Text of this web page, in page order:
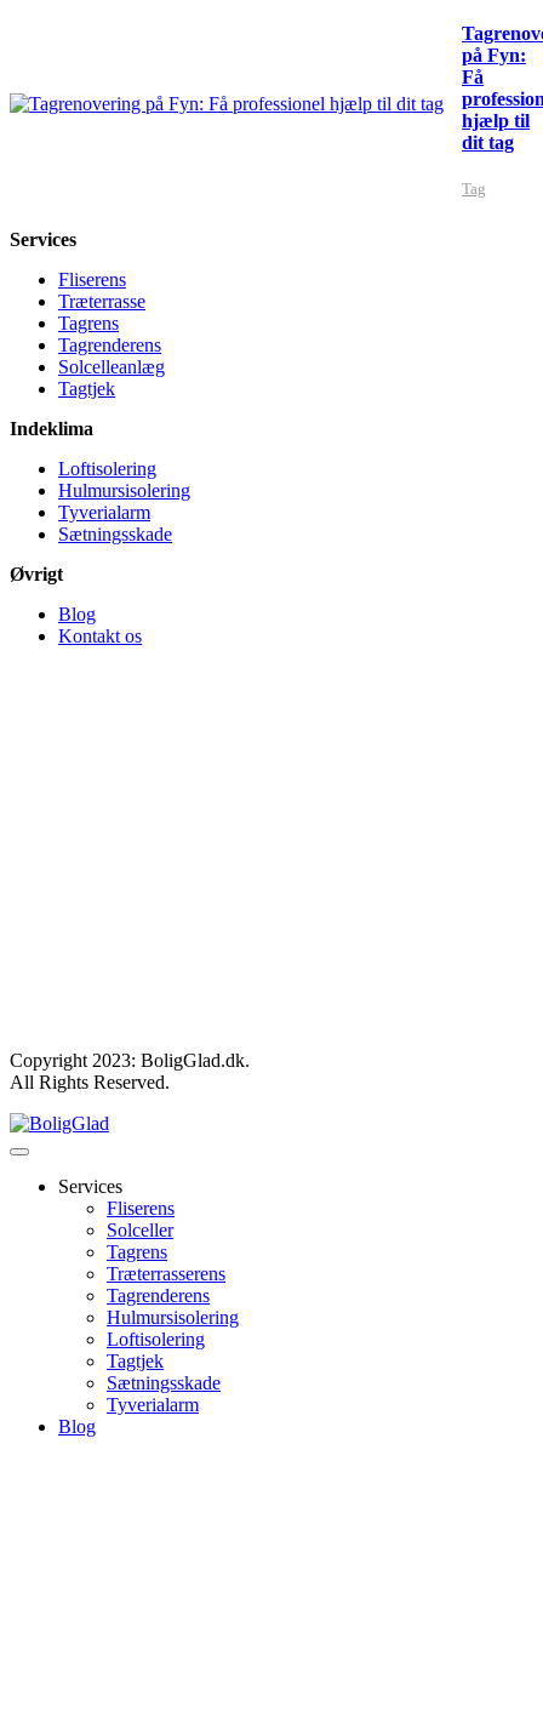
på Fyn:
Få
hjælp til
dit tag
Tag
Services
Fliserens
Træterrasse
Tagrens
Tagrenderens
Solcelleanlæg
Tagtjek
Indeklima
Loftisolering
Hulmursisolering
Tyverialarm
Sætningsskade
Øvrigt
Blog
Kontakt os
Copyright 2023: BoligGlad.dk.
All Rights Reserved.
Services
Fliserens
Solceller
Tagrens
Træterrasserens
Tagrenderens
Hulmursisolering
Loftisolering
Tagtjek
Sætningsskade
Tyverialarm
Blog